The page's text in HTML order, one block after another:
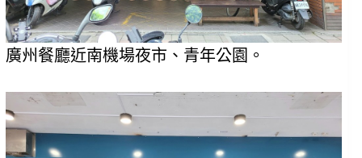
廣州餐廳近南機場夜市、青年公園。